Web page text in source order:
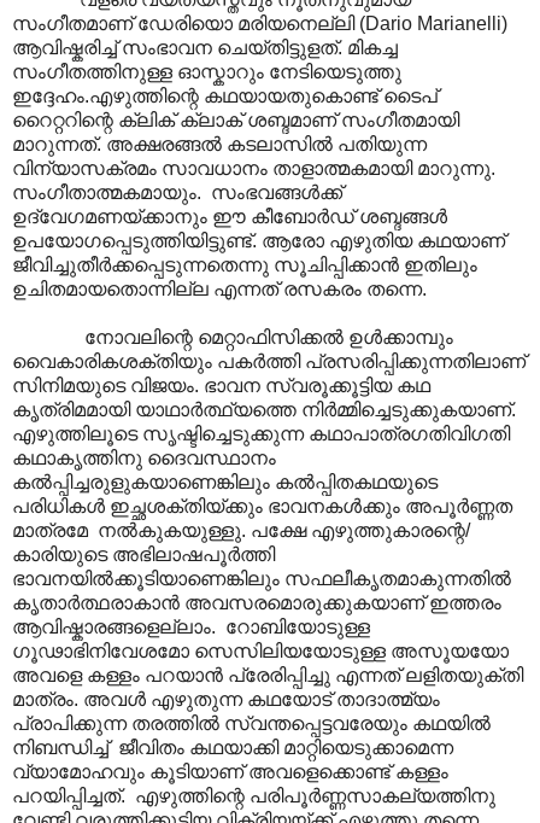
സംഗീതമാണ് ഡേരിയൊ മരിയനെല്ലി (Dario Marianelli)
ആവിഷ്കരിച്ച് സംഭാവന ചെയ്തിട്ടുളത്. മികച്ച
സംഗീതത്തിനുള്ള ഓസ്കാറും നേടിയെടുത്തു
ഇദ്ദേഹം.എഴുത്തിന്റെ കഥയായതുകൊണ്ട് ടൈപ്
റൈറ്ററിന്റെ ക്ലിക് ക്ലാക് ശബ്ദമാണ് സംഗീതമായി
മാറുന്നത്. അക്ഷരങ്ങൽ കടലാസിൽ പതിയുന്ന
വിന്യാസക്രമം സാവധാനം താളാത്മകമായി മാറുന്നു.
സംഗീതാത്മകമായും. സംഭവങ്ങൾക്ക്
ഉദ്വേഗമണയ്ക്കാനും ഈ കീബോർഡ് ശബ്ദങ്ങൾ
ഉപയോഗപ്പെടുത്തിയിട്ടുണ്ട്. ആരോ എഴുതിയ കഥയാണ്
ജീവിച്ചുതീർക്കപ്പെടുന്നതെന്നു സൂചിപ്പിക്കാൻ ഇതിലും
ഉചിതമായതൊന്നില്ല എന്നത് രസകരം തന്നെ.
നോവലിന്റെ മെറ്റാഫിസിക്കൽ ഉൾക്കാമ്പും
വൈകാരികശക്തിയും പകർത്തി പ്രസരിപ്പിക്കുന്നതിലാണ്
സിനിമയുടെ വിജയം. ഭാവന സ്വരൂക്കൂട്ടിയ കഥ
കൃത്രിമമായി യാഥാർത്ഥ്യത്തെ നിർമ്മിച്ചെടുക്കുകയാണ്.
എഴുത്തിലൂടെ സൃഷ്ടിച്ചെടുക്കുന്ന കഥാപാത്രഗതിവിഗതി
കഥാകൃത്തിനു ദൈവസ്ഥാനം
കൽ‌പ്പിച്ചരുളുകയാണെങ്കിലും കൽ‌പ്പിതകഥയുടെ
പരിധികൾ ഇച്ഛശക്തിയ്ക്കും ഭാവനകൾക്കും അപൂർണ്ണത
മാത്രമേ നൽകുകയുള്ളു. പക്ഷേ എഴുത്തുകാരന്റെ/
കാരിയുടെ അഭിലാഷപൂർത്തി
ഭാവനയിൽക്കൂടിയാണെങ്കിലും സഫലീകൃതമാകുന്നതിൽ
കൃതാർത്ഥരാകാൻ അവസരമൊരുക്കുകയാണ് ഇത്തരം
ആവിഷ്കാരങ്ങളെല്ലാം. റോബിയോടുള്ള
ഗൂഢാഭിനിവേശമോ സെസിലിയയോടുള്ള അസൂയയോ
അവളെ കള്ളം പറയാൻ പ്രേരിപ്പിച്ചു എന്നത് ലളിതയുക്തി
മാത്രം. അവൾ എഴുതുന്ന കഥയോട് താദാത്മ്യം
പ്രാപിക്കുന്ന തരത്തിൽ സ്വന്തപ്പെട്ടവരേയും കഥയിൽ
നിബന്ധിച്ച് ജീവിതം കഥയാക്കി മാറ്റിയെടുക്കാമെന്ന
വ്യാമോഹവും കൂടിയാണ് അവളെക്കൊണ്ട് കള്ളം
പറയിപ്പിച്ചത്. എഴുത്തിന്റെ പരിപൂർണ്ണസാകല്യത്തിനു